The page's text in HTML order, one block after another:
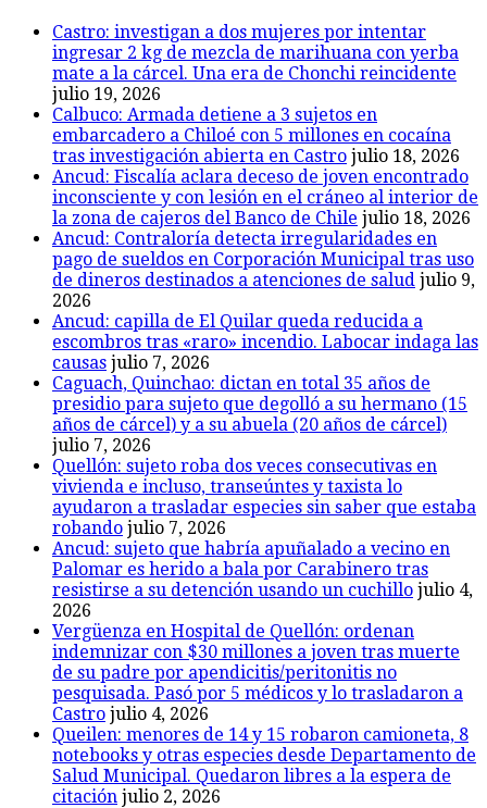
Castro: investigan a dos mujeres por intentar
ingresar 2 kg de mezcla de marihuana con yerba
mate a la cárcel. Una era de Chonchi reincidente
julio 19, 2026
Calbuco: Armada detiene a 3 sujetos en
embarcadero a Chiloé con 5 millones en cocaína
tras investigación abierta en Castro julio 18, 2026
Ancud: Fiscalía aclara deceso de joven encontrado
inconsciente y con lesión en el cráneo al interior de
la zona de cajeros del Banco de Chile julio 18, 2026
Ancud: Contraloría detecta irregularidades en
pago de sueldos en Corporación Municipal tras uso
de dineros destinados a atenciones de salud julio 9,
2026
Ancud: capilla de El Quilar queda reducida a
escombros tras «raro» incendio. Labocar indaga las
causas julio 7, 2026
Caguach, Quinchao: dictan en total 35 años de
presidio para sujeto que degolló a su hermano (15
años de cárcel) y a su abuela (20 años de cárcel)
julio 7, 2026
Quellón: sujeto roba dos veces consecutivas en
vivienda e incluso, transeúntes y taxista lo
ayudaron a trasladar especies sin saber que estaba
robando julio 7, 2026
Ancud: sujeto que habría apuñalado a vecino en
Palomar es herido a bala por Carabinero tras
resistirse a su detención usando un cuchillo julio 4,
2026
Vergüenza en Hospital de Quellón: ordenan
indemnizar con $30 millones a joven tras muerte
de su padre por apendicitis/peritonitis no
pesquisada. Pasó por 5 médicos y lo trasladaron a
Castro julio 4, 2026
Queilen: menores de 14 y 15 robaron camioneta, 8
notebooks y otras especies desde Departamento de
Salud Municipal. Quedaron libres a la espera de
citación julio 2, 2026